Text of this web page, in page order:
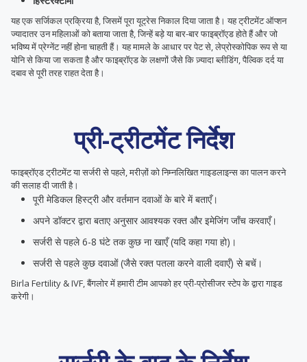
यह एक सर्जिकल प्रक्रिया है, जिसमें पूरा यूट्रेस निकाल दिया जाता है। यह ट्रीटमेंट ऑप्शन
ज्यादातर उन महिलाओं को बताया जाता है, जिन्हें बड़े या बार-बार फाइब्रॉएड होते हैं और जो
भविष्य में प्रेग्नेंट नहीं होना चाहती हैं। यह मामले के आधार पर पेट से, लेप्रोस्कोपिक रूप से या
योनि से किया जा सकता है और फाइब्रॉएड के लक्षणों जैसे कि ज़्यादा ब्लीडिंग, पैल्विक दर्द या
दबाव से पूरी तरह राहत देता है।
प्री-ट्रीटमेंट निर्देश
फाइब्रॉएड ट्रीटमेंट या सर्जरी से पहले, मरीज़ों को निम्नलिखित गाइडलाइन्स का पालन करने
की सलाह दी जाती है।
पूरी मेडिकल हिस्ट्री और वर्तमान दवाओं के बारे में बताएँ।
अपने डॉक्टर द्वारा बताए अनुसार आवश्यक रक्त और इमेजिंग जाँच करवाएँ।
सर्जरी से पहले 6-8 घंटे तक कुछ ना खाएँ (यदि कहा गया हो)।
सर्जरी से पहले कुछ दवाओं (जैसे रक्त पतला करने वाली दवाएँ) से बचें।
Birla Fertility & IVF, बैंगलोर में हमारी टीम आपको हर प्री-प्रोसीजर स्टेप के द्वारा गाइड
करेगी।